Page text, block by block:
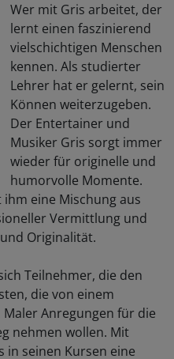
Wer mit Gris arbeitet, der
lernt einen faszinierend
vielschichtigen Menschen
kennen. Als studierter
Lehrer hat er gelernt, sein
Können weiterzugeben.
Der Entertainer und
Musiker Gris sorgt immer
wieder für originelle und
humorvolle Momente.
eine Mischung aus
Vermittlung und
Originalität.
Teilnehmer, die den
die von einem
Anregungen für die
nehmen wollen. Mit
in seinen Kursen eine